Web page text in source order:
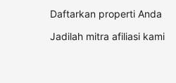
Daftarkan properti Anda
Jadilah mitra afiliasi kami